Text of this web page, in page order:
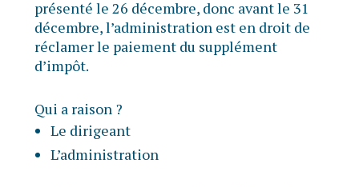
présenté le 26 décembre, donc avant le 31
décembre, l’administration est en droit de
réclamer le paiement du supplément
d’impôt.
Qui a raison ?
Le dirigeant
L’administration